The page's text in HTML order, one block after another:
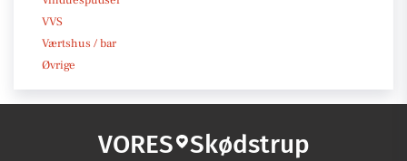
VVS
Værtshus / bar
Øvrige
VORES Skødstrup